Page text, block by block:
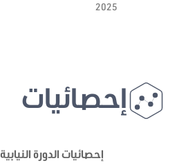
2025
إحصائيات
إحصائيات الدورة النيابية (2019-